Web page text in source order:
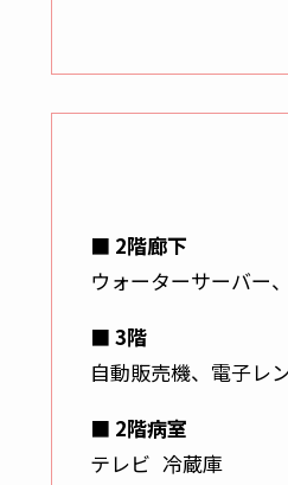
■ 2階廊下
ウォーターサーバー
■ 3階
自動販売機、電子レ
■ 2階病室
テレビ 冷蔵庫